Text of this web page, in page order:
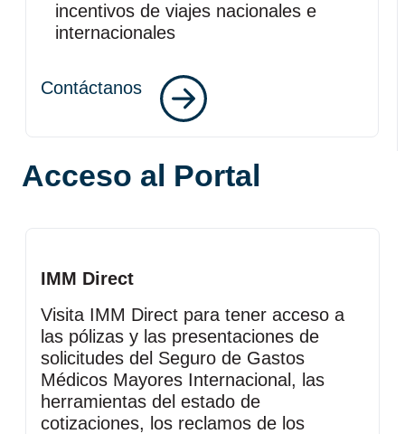
incentivos de viajes nacionales e
internacionales
Contáctanos
Acceso al Portal
IMM Direct
Visita IMM Direct para tener acceso a
las pólizas y las presentaciones de
solicitudes del Seguro de Gastos
Médicos Mayores Internacional, las
herramientas del estado de
cotizaciones, los reclamos de los